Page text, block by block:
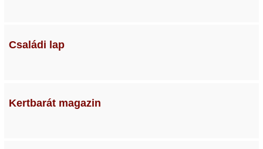
Családi lap
Kertbarát magazin